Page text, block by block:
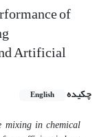
of
Artificial
چکیده English
mixing in chemical